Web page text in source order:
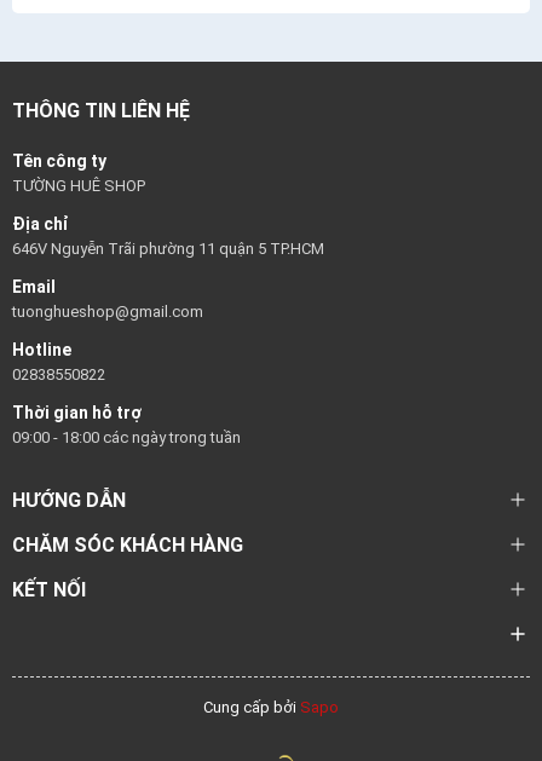
THÔNG TIN LIÊN HỆ
Tên công ty
TƯỜNG HUÊ SHOP
Địa chỉ
646V Nguyễn Trãi phường 11 quận 5 TP.HCM
Email
tuonghueshop@gmail.com
Hotline
02838550822
Thời gian hỗ trợ
09:00 - 18:00 các ngày trong tuần
HƯỚNG DẪN
CHĂM SÓC KHÁCH HÀNG
KẾT NỐI
Cung cấp bởi Sapo